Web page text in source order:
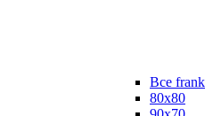
Все frank
80х80